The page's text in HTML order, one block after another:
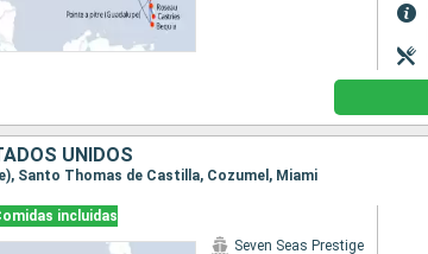
UNIDOS
Santo Thomas de Castilla, Cozumel, Miami
incluidas
Seven Seas Prestige